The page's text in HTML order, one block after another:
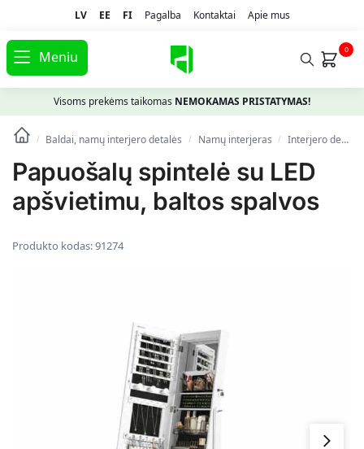
LV EE FI Pagalba Kontaktai Apie mus
Meniu 0
Visoms prekėms taikomas NEMOKAMAS PRISTATYMAS!
/ Baldai, namų interjero detalės / Namų interjeras / Interjero detalės
Papuošalų spintelė su LED
apšvietimu, baltos spalvos
Produkto kodas:91274